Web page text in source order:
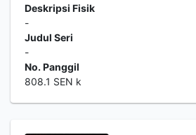
Deskripsi Fisik
-
Judul Seri
-
No. Panggil
808.1 SEN k